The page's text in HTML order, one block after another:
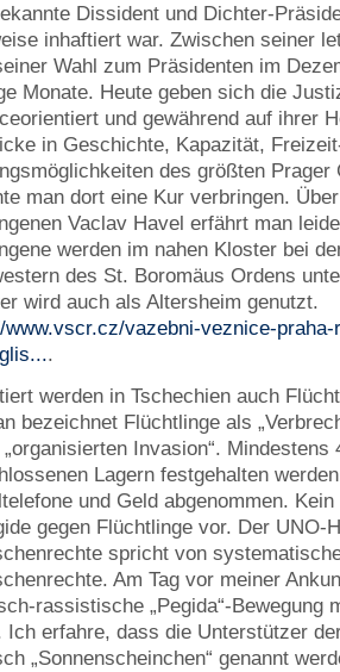
Dissident und Dichter-
inhaftiert war. Zwischen seiner
Wahl zum Präsidenten im
Monate. Heute geben sich die
und gewährend auf ihrer
in Geschichte, Kapazität,
des größten Prager
man dort eine Kur verbringen.
Vaclav Havel erfährt man
werden im nahen Kloster bei
des St. Boromäus Ordens
wird auch als Altersheim genutzt.
www.vscr.cz/vazebni-veznice-
.
werden in Tschechien auch
bezeichnet Flüchtlinge als
Invasion“. Mindestens
Lagern festgehalten
und Geld abgenommen.
gegen Flüchtlinge vor. Der UNO-
spricht von
Am Tag vor meiner
rassistische „Pegida“-Bewegung
Ich erfahre, dass die Unterstützer
„Sonnenscheinchen“ genannt